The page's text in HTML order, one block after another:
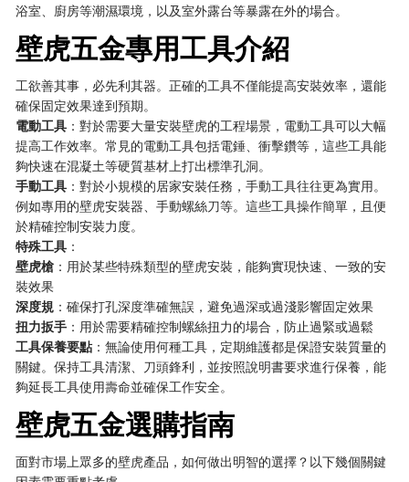
浴室、廚房等潮濕環境，以及室外露台等暴露在外的場合。
壁虎五金專用工具介紹
工欲善其事，必先利其器。正確的工具不僅能提高安裝效率，還能
確保固定效果達到預期。
電動工具 ：對於需要大量安裝壁虎的工程場景，電動工具可以大幅
提高工作效率。常見的電動工具包括電錘、衝擊鑽等，這些工具能
夠快速在混凝土等硬質基材上打出標準孔洞。
手動工具 ：對於小規模的居家安裝任務，手動工具往往更為實用。
例如專用的壁虎安裝器、手動螺絲刀等。這些工具操作簡單，且便
於精確控制安裝力度。
特殊工具 ：
壁虎槍 ：用於某些特殊類型的壁虎安裝，能夠實現快速、一致的安
裝效果
深度規 ：確保打孔深度準確無誤，避免過深或過淺影響固定效果
扭力扳手 ：用於需要精確控制螺絲扭力的場合，防止過緊或過鬆
工具保養要點 ：無論使用何種工具，定期維護都是保證安裝質量的
關鍵。保持工具清潔、刀頭鋒利，並按照說明書要求進行保養，能
夠延長工具使用壽命並確保工作安全。
壁虎五金選購指南
面對市場上眾多的壁虎產品，如何做出明智的選擇？以下幾個關鍵